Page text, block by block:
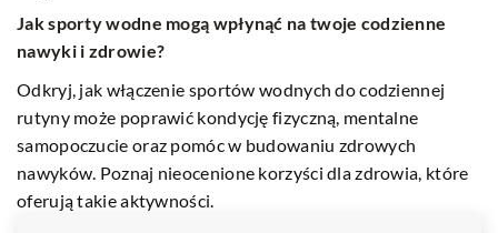
Jak sporty wodne mogą wpłynąć na twoje codzienne
nawyki i zdrowie?
Odkryj, jak włączenie sportów wodnych do codziennej
rutyny może poprawić kondycję fizyczną, mentalne
samopoczucie oraz pomóc w budowaniu zdrowych
nawyków. Poznaj nieocenione korzyści dla zdrowia, które
oferują takie aktywności.